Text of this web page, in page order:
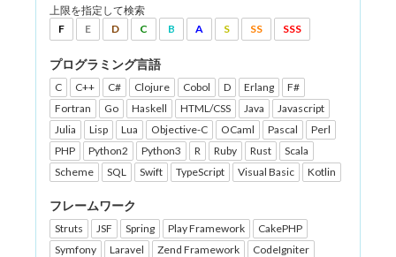
上限を指定して検索
F
E D C B A S SS SSS
プログラミング言語
C C++ C# Clojure Cobol D Erlang
F#
Fortran
Go Haskell HTML/CSS Java
Javascript
Julia
Lisp Lua Objective-C OCaml Pascal
Perl
PHP
Python2 Python3 R Ruby Rust
Scala
Scheme
SQL Swift TypeScript Visual Basic Kotlin
フレームワーク
Struts JSF Spring Play Framework
CakePHP
Symfony
Laravel Zend Framework
CodeIgniter